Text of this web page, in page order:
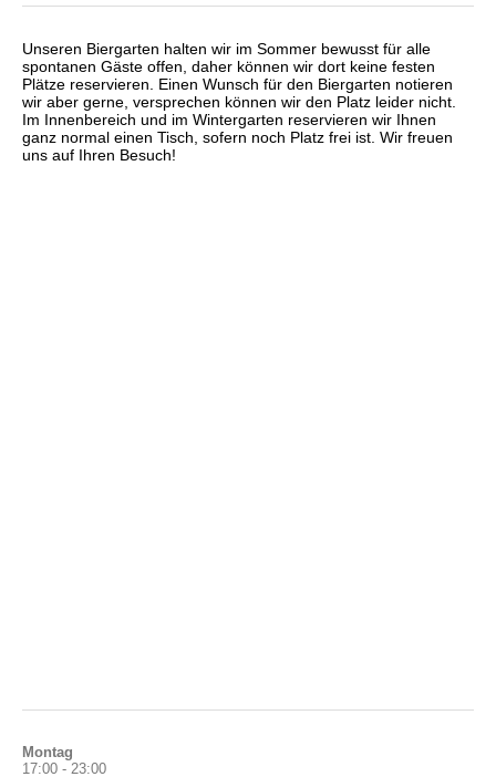
Unseren Biergarten halten wir im Sommer bewusst für alle
spontanen Gäste offen, daher können wir dort keine festen
Plätze reservieren. Einen Wunsch für den Biergarten notieren
wir aber gerne, versprechen können wir den Platz leider nicht.
Im Innenbereich und im Wintergarten reservieren wir Ihnen
ganz normal einen Tisch, sofern noch Platz frei ist. Wir freuen
uns auf Ihren Besuch!
Montag
17:00 - 23:00